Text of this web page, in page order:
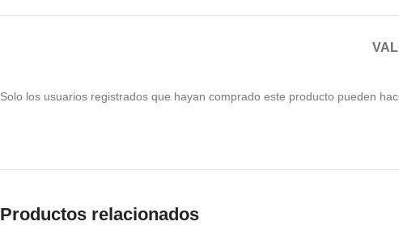
Solo los usuarios registrados que hayan comprado este producto pueden
Productos relacionados